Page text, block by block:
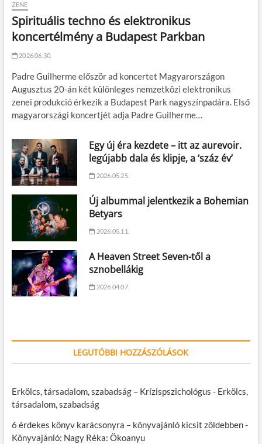
ZENE
Spirituális techno és elektronikus
koncertélmény a Budapest Parkban
2026.06.30.
Padre Guilherme először ad koncertet Magyarországon
Augusztus 20-án két különleges nemzetközi elektronikus
zenei produkció érkezik a Budapest Park nagyszínpadára. Első
magyarországi koncertjét adja Padre Guilherme…
Egy új éra kezdete – itt az aurevoir.
legújabb dala és klipje, a ‘száz év’
2026.05.25.
Új albummal jelentkezik a Bohemian
Betyars
2026.05.11.
A Heaven Street Seven-től a
sznobellákig
2026.04.07.
LEGUTÓBBI HOZZÁSZÓLÁSOK
Erkölcs, társadalom, szabadság – Krízispszichológus - Erkölcs,
társadalom, szabadság
6 érdekes könyv karácsonyra – könyvajánló kicsit zöldebben-
Könyvajánló: Nagy Réka: Ökoanyu